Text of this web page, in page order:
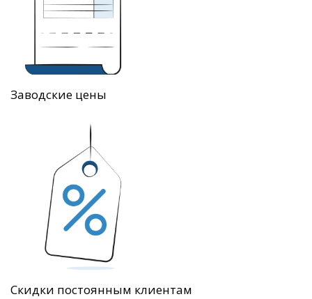
Заводские цены
Скидки постоянным клиентам